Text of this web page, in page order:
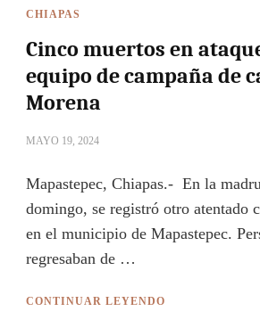
CHIAPAS
Cinco muertos en
equipo de campaña de
Morena
MAYO 19, 2024
Mapastepec, Chiapas.- En la
domingo, se registró otro atentado
en el municipio de Mapastepec.
regresaban de …
CONTINUAR LEYENDO